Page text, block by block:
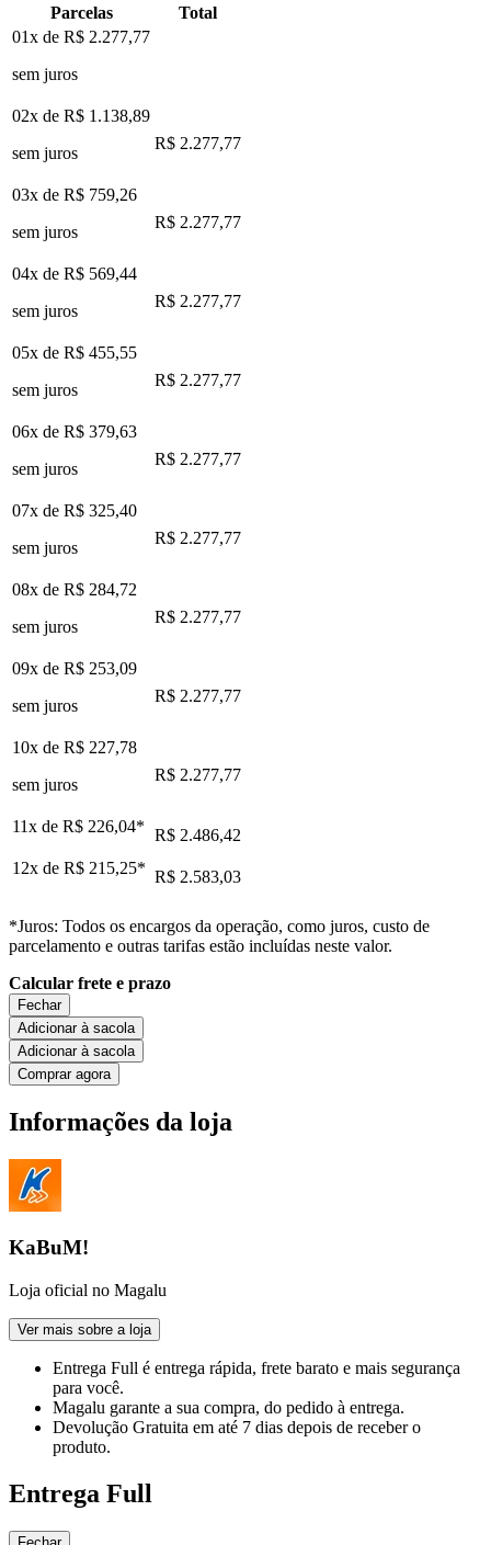
Parcelas
Total
01x de R$ 2.277,77
sem juros
02x de R$ 1.138,89
sem juros
R$ 2.277,77
03x de R$ 759,26
sem juros
R$ 2.277,77
04x de R$ 569,44
sem juros
R$ 2.277,77
05x de R$ 455,55
sem juros
R$ 2.277,77
06x de R$ 379,63
sem juros
R$ 2.277,77
07x de R$ 325,40
sem juros
R$ 2.277,77
08x de R$ 284,72
sem juros
R$ 2.277,77
09x de R$ 253,09
sem juros
R$ 2.277,77
10x de R$ 227,78
sem juros
R$ 2.277,77
11x de R$ 226,04* R$ 2.486,42
12x de R$ 215,25* R$ 2.583,03
*Juros: Todos os encargos da operação, como juros, custo de
parcelamento e outras tarifas estão incluídas neste valor.
Calcular frete e prazo
Fechar
Adicionar à sacola
Adicionar à sacola
Comprar agora
Informações da loja
KaBuM!
Loja oficial no Magalu
Ver mais sobre a loja
Entrega Full é entrega rápida, frete barato e mais segurança
para você.
Magalu garante a sua compra, do pedido à entrega.
Devolução Gratuita em até 7 dias depois de receber o
produto.
Entrega Full